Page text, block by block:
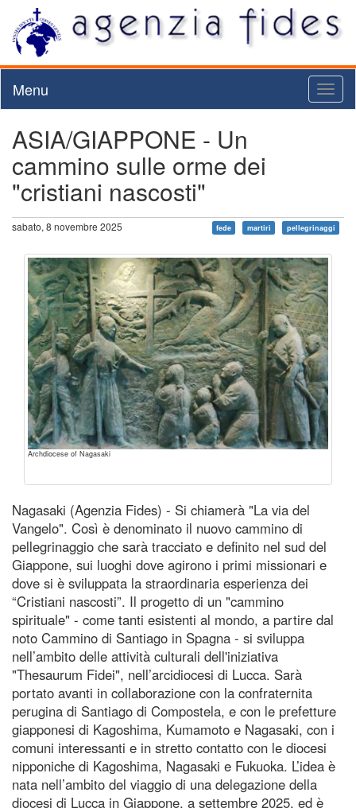
Menu
ASIA/GIAPPONE - Un
cammino sulle orme dei
"cristiani nascosti"
sabato, 8 novembre 2025 fede martiri pellegrinaggi
Archdiocese of Nagasaki
Nagasaki (Agenzia Fides) - Si chiamerà "La via del
Vangelo". Così è denominato il nuovo cammino di
pellegrinaggio che sarà tracciato e definito nel sud del
Giappone, sui luoghi dove agirono i primi missionari e
dove si è sviluppata la straordinaria esperienza dei
“Cristiani nascosti”. Il progetto di un "cammino
spirituale" - come tanti esistenti al mondo, a partire dal
noto Cammino di Santiago in Spagna - si sviluppa
nell’ambito delle attività culturali dell'iniziativa
"Thesaurum Fidei", nell’arcidiocesi di Lucca. Sarà
portato avanti in collaborazione con la confraternita
perugina di Santiago di Compostela, e con le prefetture
giapponesi di Kagoshima, Kumamoto e Nagasaki, con i
comuni interessanti e in stretto contatto con le diocesi
nipponiche di Kagoshima, Nagasaki e Fukuoka. L’idea è
nata nell’ambito del viaggio di una delegazione della
diocesi di Lucca in Giappone, a settembre 2025, ed è